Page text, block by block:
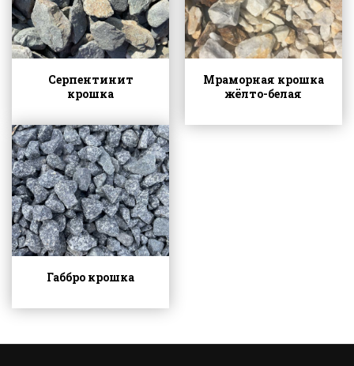
Серпентинит
крошка
Мраморная крошка
жёлто-белая
Габбро крошка